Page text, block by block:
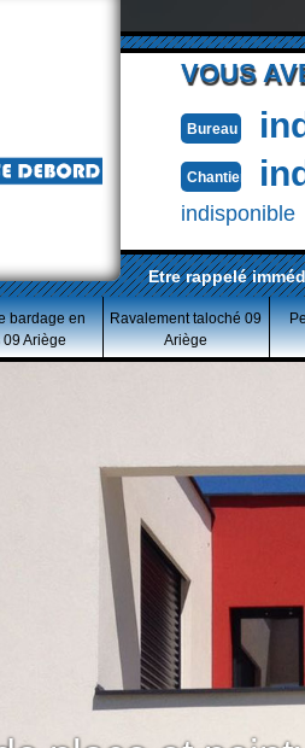
VOUS
Bureau
Chantier
indisponible
Etre rappelé
bardage en
Ariège
Ravalement taloché 09
Ariège